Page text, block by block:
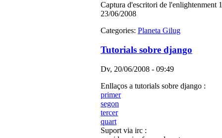
Captura d'escritori de l'enlightenment
23/06/2008
Categories: Planeta Gilug
Tutorials sobre django
Dv, 20/06/2008 - 09:49
Enllaços a tutorials sobre django :
primer
segon
tercer
quart
Suport via irc :